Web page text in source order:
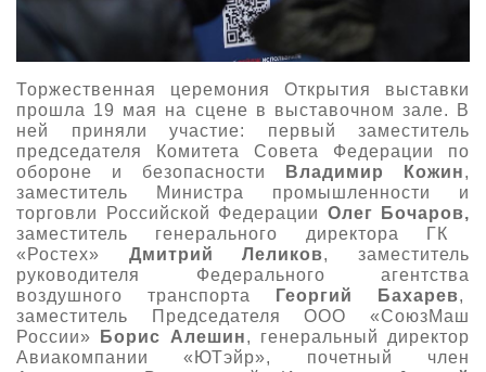
Торжественная церемония Открытия выставки
прошла 19 мая на сцене в выставочном зале. В
ней приняли участие: первый заместитель
председателя Комитета Совета Федерации по
обороне и безопасности
Владимир Кожин,
заместитель Министра промышленности и
торговли Российской Федерации Олег Бочаров,
заместитель генерального директора ГК
«Ростех» Дмитрий Леликов, заместитель
руководителя Федерального агентства
воздушного транспорта
Георгий Бахарев,
заместитель Председателя ООО «СоюзМаш
России»
Борис Алешин, генеральный директор
Авиакомпании «ЮТэйр», почетный член